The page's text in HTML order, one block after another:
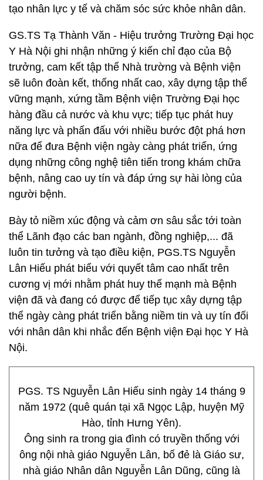
tạo nhân lực y tế và chăm sóc sức khỏe nhân dân.
GS.TS Tạ Thành Văn - Hiệu trưởng Trường Đại học
Y Hà Nội ghi nhận những ý kiến chỉ đạo của Bộ
trưởng, cam kết tập thể Nhà trường và Bệnh viện
sẽ luôn đoàn kết, thống nhất cao, xây dựng tập thể
vững mạnh, xứng tầm Bệnh viện Trường Đại học
hàng đầu cả nước và khu vực; tiếp tục phát huy
năng lực và phấn đấu với nhiều bước đột phá hơn
nữa để đưa Bệnh viện ngày càng phát triển, ứng
dụng những công nghệ tiên tiến trong khám chữa
bệnh, nâng cao uy tín và đáp ứng sự hài lòng của
người bệnh.
Bày tỏ niềm xúc động và cảm ơn sâu sắc tới toàn
thể Lãnh đạo các ban ngành, đồng nghiệp,... đã
luôn tin tưởng và tạo điều kiện, PGS.TS Nguyễn
Lân Hiếu phát biểu với quyết tâm cao nhất trên
cương vị mới nhằm phát huy thế mạnh mà Bệnh
viện đã và đang có được để tiếp tục xây dựng tập
thể ngày càng phát triển bằng niềm tin và uy tín đối
với nhân dân khi nhắc đến Bệnh viện Đại học Y Hà
Nội.
PGS. TS Nguyễn Lân Hiếu sinh ngày 14 tháng 9
năm 1972 (quê quán tại xã Ngọc Lập, huyện Mỹ
Hào, tỉnh Hưng Yên).
Ông sinh ra trong gia đình có truyền thống với
ông nội nhà giáo Nguyễn Lân, bố đẻ là Giáo sư,
nhà giáo Nhân dân Nguyễn Lân Dũng, cũng là